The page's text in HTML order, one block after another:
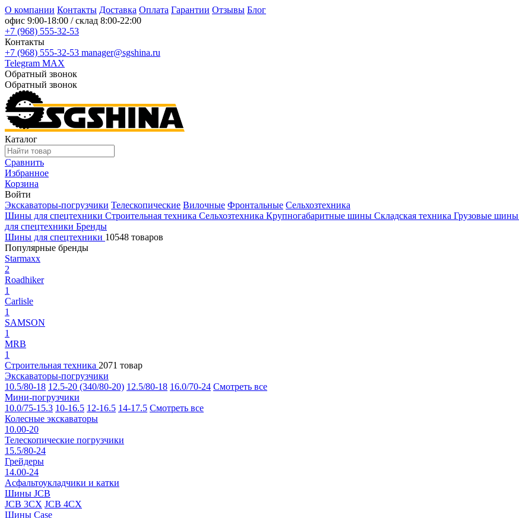
О компании Контакты Доставка Оплата Гарантии Отзывы Блог
офис 9:00-18:00 / склад 8:00-22:00
+7 (968) 555-32-53
Контакты
+7 (968) 555-32-53 manager@sgshina.ru
Telegram MAX
Обратный звонок
Обратный звонок
Каталог
Сравнить
Избранное
Корзина
Войти
Экскаваторы-погрузчики Телескопические Вилочные Фронтальные Сельхозтехника
Шины для спецтехники Строительная техника Сельхозтехника Крупногабаритные шины Складская техника Грузовые шины
для спецтехники Бренды
Шины для спецтехники 10548 товаров
Популярные бренды
Starmaxx
2
Roadhiker
1
Carlisle
1
SAMSON
1
MRB
1
Строительная техника 2071 товар
Экскаваторы-погрузчики
10.5/80-18 12.5-20 (340/80-20) 12.5/80-18 16.0/70-24 Смотреть все
Мини-погрузчики
10.0/75-15.3 10-16.5 12-16.5 14-17.5 Смотреть все
Колесные экскаваторы
10.00-20
Телескопические погрузчики
15.5/80-24
Грейдеры
14.00-24
Асфальтоукладчики и катки
Шины JCB
JCB 3CX JCB 4CX
Шины Case